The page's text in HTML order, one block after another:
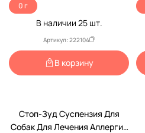
0 г
В наличии 25шт.
Артикул: 222104
В корзину
По Рецепту
Доставка в пункт выдачи.
Стоп-Зуд Суспензия Для
Собак Для Лечения Аллергии